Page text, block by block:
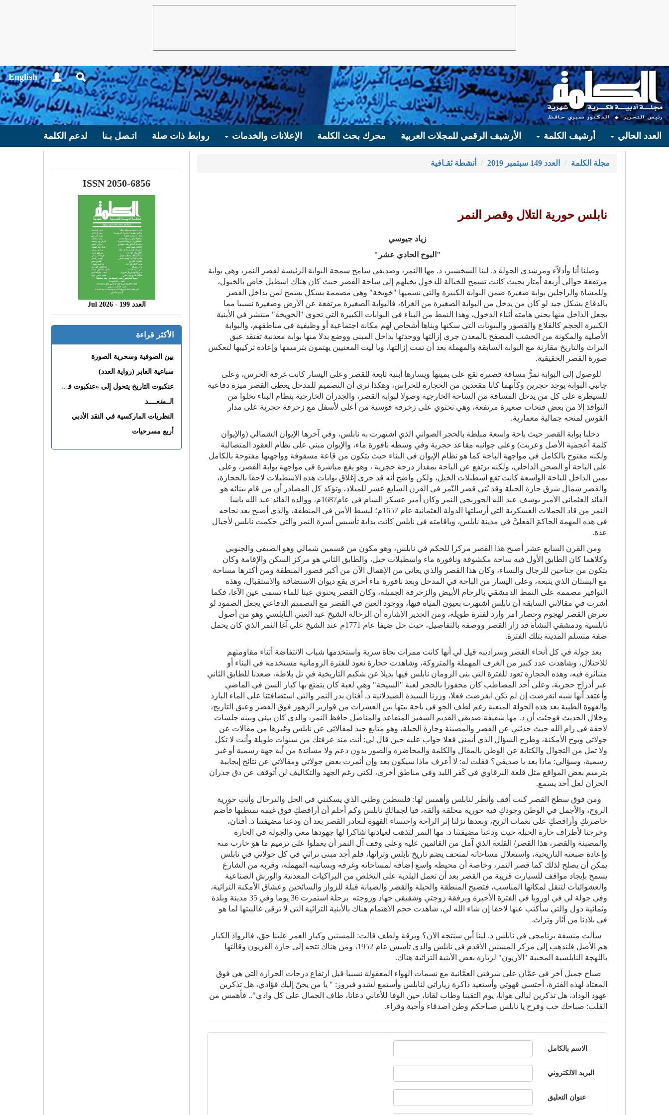
English
العدد الحالي أرشيف الكلمة الأرشيف الرقمي للمجلات العربية محرك بحث الكلمة الإعلانات والخدمات روابط ذات صلة اتـصل بـنا لدعم الكلمة
مجلة الكلمة العدد 149 سبتمبر 2019 أنشطة ثقـافية
نابلس حورية التلال وقصر النمر
زياد جيوسي
"البوح الحادي عشر"
وصلنا أنا وأدلاّء ومرشدي الجولة د. لينا الشخشير، د. مها االنمر، وصديقي سامح سمحة البوابة الرئيسة لقصر النمر، وهي بوابة
مرتفعة حوالي أربعة أمتار بحيث كانت تسمح للخيالة للدخول بخيلهم إلى ساحة القصر حيث كان هناك اسطبل خاص بالخيول،
وللمشاة والراجلين بوابة صغيرة ضمن البوابة الكبيرة والتي نسميها "خويخة" وهي مصممة بشكل يسمح لمن بداخل القصر
بالدفاع بشكل جيد لو كان من يدخل من البوابة الصغيرة من الغزاة، فالبوابة الصغيرة مرتفعة عن الأرض وصغيرة نسبيا مما
يجعل الداخل منها يحني هامته أثناء الدخول، وهذا النمط من البناء في البوابات الكبيرة التي تحوي "الخويخة" منتشر في الأبنية
الكبيرة الحجم كالقلاع والقصور والبيوتات التي سكنها وبناها أشخاص لهم مكانة اجتماعية أو وظيفية في مناطقهم، والبوابة
الأصلية والمكونة من الخشب المصفح بالمعدن جرى إزالتها ووجدتها بداخل المبنى ووضع بدلا منها بوابة معدنية تفتقد عبق
التراث والتاريخ مقارنة مع البوابة السابقة والمهملة بعد أن تمت إزالتها، ويا ليت المعنيين يهتمون بترميمها وإعادة تركيبها لتعكس
صورة القصر الحقيقية.
للوصول إلى البوابة نمرُّ مسافة قصيرة تقع على يمينها ويسارها أبنية تابعة للقصر وعلى اليسار كانت غرفة الحرس، وعلى
جانبي البوابة يوجد حجرين وكأنهما كانا مقعدين من الحجارة للحراس، وهكذا نرى أن التصميم للمدخل يعطي القصر ميزة دفاعية
للسيطرة على كل من يدخل المسافة من الساحة الخارجية وصولا لبوابة القصر، والجدران الخارجية بنظام البناء تخلوا من
النوافذ إلا من بعض فتحات صغيرة مرتفعة، وهي تحتوي على زخرفة قوسية من أعلى لأسفل مع زخرفة حجرية على مدار
القوس لمنحه جمالية معمارية.
دخلنا بوابة القصر حيث باحة واسعة مبلطة بالحجر الصواني الذي اشتهرت به نابلس، وفي آخرها الإيوان الشمالي (والإيوان
كلمة أعجمية الأصل وعربت) وعلى جوانبه مقاعد حجرية وفي وسطه نافورة ماء، والإيوان مبني على نظام العقود المتصالبة
ولكنه مفتوح بالكامل في مواجهة الباحة كما هو نظام الإيوان في البناء حيث يتكون من قاعة مسقوفة وواجهتها مفتوحة بالكامل
على الباحة أو الصحن الداخلي، ولكنه يرتفع عن الباحة بمقدار درجة حجرية ، وهو يقع مباشرة في مواجهة بوابة القصر، وعلى
يمين الداخل للباحة الواسعة كانت تقع اسطبلات الخيل، ولكن واضح أنه قد جرى إغلاق بوابات هذه الاسطبلات لاحقا بالحجارة،
والقصر شمال شرق حارة الحبلة وقد بُني قصر النّمر في القرن السابع عشر للميلاد، وتؤكد كل المصادر أن من قام ببنائه هو
القائد العثماني الأمير يوسف عبد الله الجوربجي النمر وكان أمير عسكر الشام في عام1687م، ووالده القائد عبد الله باشا
النمر من قاد الحملات العسكرية التي أرسلتها الدولة العثمانية عام 1657م؛ لبسط الأمن في المنطقة، والذي أصبح بعد نجاحه
في هذه المهمة الحاكمَ الفعليَّ في مدينة نابلس، وباقامته في نابلس كانت بداية تأسيس أسرة النمر والتي حكمت نابلس لأجيال
عدة.
ومن القرن السابع عشر أصبح هذا القصر مركزا للحكم في نابلس، وهو مكون من قسمين شمالي وهو الصيفي والجنوبي
وكلاهما كان الطابق الأول فيه ساحة مكشوفة ونافورة ماء واسطبلات خيل، والطابق الثاني هو مركز السكن والإقامة وكان
يتكون من جناحين للرجال والنساء، وكان هذا القصر والذي يعاني من الإهمال الآن من أكبر قصور المنطقة ومن أكثرها مساحة
مع البستان الذي يتبعه، وعلى اليسار من الباحة في المدخل وبعد نافورة ماء أخرى يقع ديوان الاستضافة والاستقبال، وهذه
النوافير مصممة على النمط الدمشقي بالرخام الأبيض والزخرفة الجميلة، وكان القصر يحتوي عينا للماء تسمى عين الآغا، فكما
أشرت في مقالاتي السابقة أن نابلس اشتهرت بعيون المياه فيها، ووجود العين في القصر مع التصميم الدفاعي يجعل الصمود لو
تعرض القصر لهجوم وحصار أمر وارد لفترة طويلة، ومن الجدير الإشارة أن الرحالة الشيخ عبد الغني النابلسي وهو من أصول
نابلسية ودمشقي النشأة قد زار القصر ووصفه بالتفاصيل، حيث حل ضيفا عام 1771م عند الشيخ علي آغا النمر الذي كان يحمل
صفة متسلم المدينة بتلك الفترة.
بعد جولة في كل أنحاء القصر وسراديبه قيل لي أنها كانت ممرات نجاة سرية واستخدمها شباب الانتفاضة أثناء مقاومتهم
للاحتلال، وشاهدت عدد كبير من الغرف المهملة والمتروكة، وشاهدت حجارة تعود للفترة الرومانية مستخدمة في البناء أو
متناثرة فيه، وهذه الحجارة تعود للفترة التي بنى الرومان نابلس فيها بديلا عن شكيم التاريخية في تل بلاطة، صعدنا للطابق الثاني
عبر أدراج حجرية، وعلى أحد المصاطب كان محفورا بالحجر لعبة "السيجة" وهي لعبة كان يتمتع بها كبار السن في الماضي
وأعتقد أنها شبه انقرضت إن لم تكن انقرضت فعلا، وزرنا السيدة الصيدلانية د. أفنان بدر النمر والتي استضافتنا على الماء البارد
والقهوة الطيبة بعد هذه الجولة المتعبة رغم لطف الجو في باحة بيتها بين العشرات من قوارير الزهور فوق القصر وعبق التاريخ،
وخلال الحديث فوجئت أن د. مها شقيقة صديقي القديم السفير المتقاعد والمناضل حافظ النمر، والذي كان بيني وبينه جلسات
لاحقة في رام الله حيث حدثني عن القصر والمصبنة وحارة الحبلة، وهو متابع جيد لمقالاتي عن نابلس وغيرها من مقالات عن
جولاتي وبوح الأمكنة، وطرح السؤال الذي أتمنى فعلا جواب عليه حين قال لي: أنت منذ عرفتك من سنوات طويلة وأنت لا تكل
ولا تمل من التجوال والكتابة عن الوطن بالمقال والكلمة والمحاضرة والصور بدون دعم ولا مساندة من أية جهة رسمية أو غير
رسمية، وسؤالي: ماذا بعد يا صديقي؟ فقلت له: لا أعرف ماذا سيكون بعد وإن أثمرت بعض جولاتي ومقالاتي عن نتائج إيجابية
بترميم بعض المواقع مثل قلعة البرقاوي في كَفر اللبد وفي مناطق أخرى، لكني رغم الجهد والتكاليف لن أتوقف عن دق جدران
الخزان لعل أحد يسمع.
ومن فوق سطح القصر كنت أقف وأنظر لنابلس وأهمس لها: فلسطين وطني الذي يسكنني في الحل والترحال وأنتِ حورية
الروح، والأجمل في الوطن وجودكِ فيه حورية محلقة وألقة، فيا لجمالكِ نابلس وكم أحلم أن أراقصكِ فوق غيمة نمتطيها فأضم
خاصرتكِ وأراقصكِ على نغمات الريح، وبعدها نزلنا إثر الراحة واحتساء القهوة لنغادر القصر بعد أن ودعنا مضيفتنا د. أفنان،
وخرجنا لأطراف حارة الحبلة حيث ودعنا مضيفتنا د. مها النمر لتذهب لعيادتها شاكرا لها جهودها معي والجولة في الحارة
والمصبنة والقصر، هذا القصر/ القلعة الذي آمل من القائمين عليه وعلى وقف آل النمر أن يعملوا على ترميم ما هو خارب منه
وإعادة صبغته التاريخية، واستغلال مساحاته لمتحف يضم تاريخ نابلس وتراثها، فلم أجد مبنى تراثي في كل جولاتي في نابلس
يمكن أن يصلح لذلك كما قصر النمر، وخاصة أن محيطه واسع إضافة لمساحاته وغرفه وبساتينه المهملة، وقربه من الشارع
يسمح بإيجاد مواقف للسيارت قريبة من القصر بعد أن تعمل البلدية على التخلص من البراكيات المعدنية والورش الصناعية
والعشوائيات لتنقل لمكانها المناسب، فتصبح المنطقة والحبلة والقصر والصبانة قبلة للزوار والسائحين وعشاق الأمكنة التراثية،
وفي جولة لي في اوروبا في الفترة الأخيرة وبرفقة زوجتي وشقيقي جهاد وزوجته برحلة استمرت 36 يوما وفي 35 مدينة وبلدة
وثمانية دول والتي سأكتب عنها لاحقا إن شاء الله لي، شاهدت حجم الاهتمام هناك بالأبنية التراثية التي لا ترقى غالبيتها لما هو
في بلادنا من آثار وتراث.
سألت منسقة برنامجي في نابلس د. لينا أين سنتجه الآن؟ وبرقة ولطف قالت: للمسنين وكبار العمر علينا حق، فالرواد الكبار
هم الأصل فلنذهب إلى مركز المسنين الأقدم في نابلس والذي تأسس عام 1952، ومن هناك نتجه إلى حارة القريون وقالتها
باللهجة النابلسية المحببة "الأريون" لزيارة بعض الأبنية التراثية هناك.
صباح جميل آخر في عمَّان على شرفتي العمَّانية مع نسمات الهواء المعقولة نسبيا قبل ارتفاع درجات الحرارة التي هي فوق
المعتاد لهذه الفترة، أحتسي قهوتي وأستعيد ذاكرة زياراتي لنابلس وأستمع لشدو فيروز: " يا من يحنّ إليك فؤادي، هل تذكرين
عهود الوداد، هل تذكرين ليالي هوانا، يوم التقينا وطاب لقانا، حين الوفا للأغاني دعانا، طاف الجمال على كل وادي".. فأهمس من
القلب: صباحك حب وفرح يا نابلس صباحكم وطن اصدقاء وأحبة وقراء.
الاسم بالكامل
البريد الالكتروني
عنوان التعليق
ISSN 2050-6856
العدد 199 - 2026 Jul
الأكثر قراءة
بين الصوفية وسحرية الصورة
سباعية العابر (رواية العدد)
عنكبوت التاريخ يتحول إلى «عنكبوت فى القلب»
الــسَعــــد
النظريات الماركسية في النقد الأدبي
أربع مسرحيات